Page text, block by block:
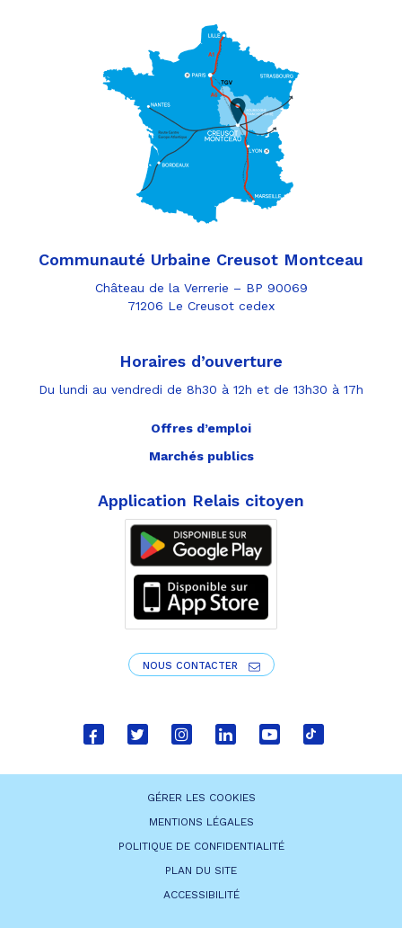
Communauté Urbaine Creusot Montceau
Château de la Verrerie – BP 90069
71206 Le Creusot cedex
Horaires d’ouverture
Du lundi au vendredi de 8h30 à 12h et de 13h30 à 17h
Lien
Facebook
Lien
Twitter
Lien
Instagram
Lien
Linkedin
Lien
Lien
Offres d’emploi
Marchés publics
Application Relais citoyen
NOUS CONTACTER
GÉRER LES COOKIES
MENTIONS LÉGALES
POLITIQUE DE CONFIDENTIALITÉ
PLAN DU SITE
ACCESSIBILITÉ